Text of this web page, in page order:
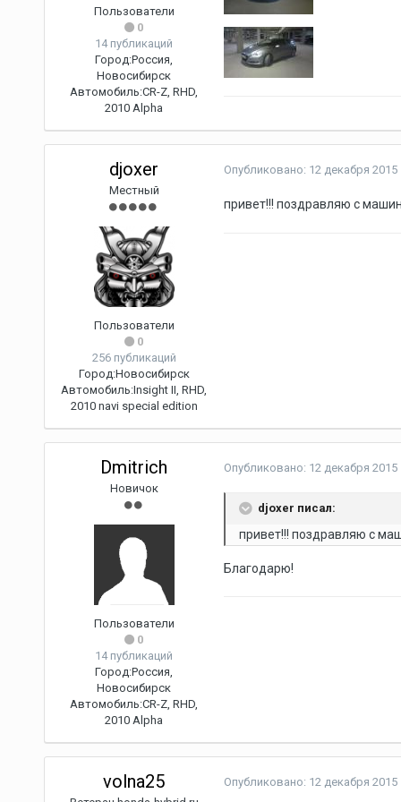
Пользователи
0
14 публикаций
Город:Россия,
Новосибирск
Автомобиль:CR-Z, RHD,
2010 Alpha
djoxer
Местный
Пользователи
0
256 публикаций
Город:Новосибирск
Автомобиль:Insight II, RHD,
2010 navi special edition
Опубликовано: 12 декабря 2015
привет!!! поздравляю с
Dmitrich
Новичок
Пользователи
0
14 публикаций
Город:Россия,
Новосибирск
Автомобиль:CR-Z, RHD,
2010 Alpha
Опубликовано: 12 декабря 2015
djoxer писал:
привет!!! поздравляю с
Благодарю!
volna25 Опубликовано: 12 декабря 2015